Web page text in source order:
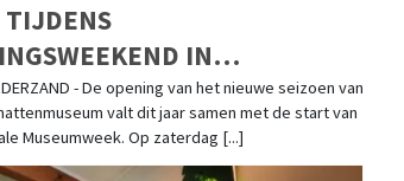
TIJDENS
IN
- De opening van het nieuwe seizoen van
valt dit jaar samen met de start van
Museumweek. Op zaterdag [...]